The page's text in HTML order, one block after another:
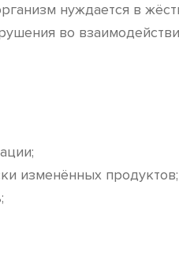
нуждается в
во
изменённых продуктов;